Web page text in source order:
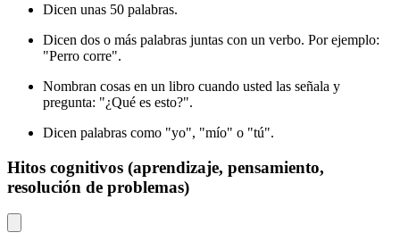
Dicen unas 50 palabras.
Dicen dos o más palabras juntas con un verbo. Por ejemplo:
"Perro corre".
Nombran cosas en un libro cuando usted las señala y
pregunta: "¿Qué es esto?".
Dicen palabras como "yo", "mío" o "tú".
Hitos cognitivos (aprendizaje, pensamiento,
resolución de problemas)